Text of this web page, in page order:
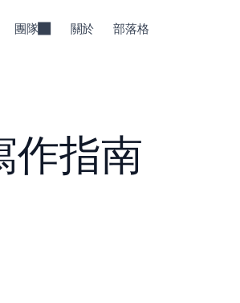
團隊 關於 部落格
作指南